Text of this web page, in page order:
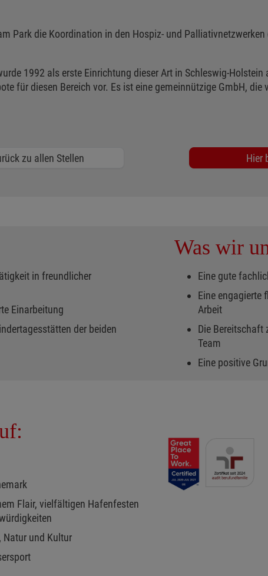
Park die Koordination in den Hospiz- und
1992 als erste Einrichtung dieser Art in Schleswig-
für diesen Bereich vor. Es ist eine gemeinnützige GmbH, die
zu allen Stellen Hier
in freundlicher
Einarbeitung
der beiden
Was wir
Eine gute
Eine engagierte
Arbeit
Die
Team
Eine positive
Flair, vielfältigen Hafenfesten
Natur und Kultur